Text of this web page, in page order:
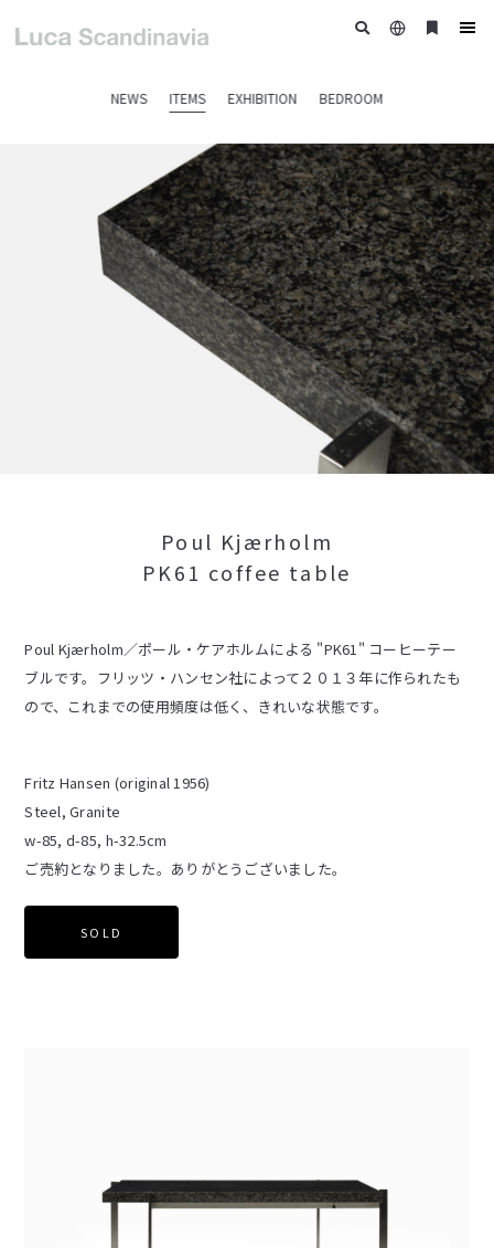
NEWS ITEMS EXHIBITION BEDROOM
日
ブ
ー
ク
Poul Kjærholm
PK61 coffee table
Poul Kjærholm／ポール・ケアホルムによる "PK61" コーヒーテー
ブルです。フリッツ・ハンセン社によって２０１３年に作られたも
ので、これまでの使用頻度は低く、きれいな状態です。
Fritz Hansen (original 1956)
Steel, Granite
w-85, d-85, h-32.5cm
ご売約となりました。ありがとうございました。
SOLD